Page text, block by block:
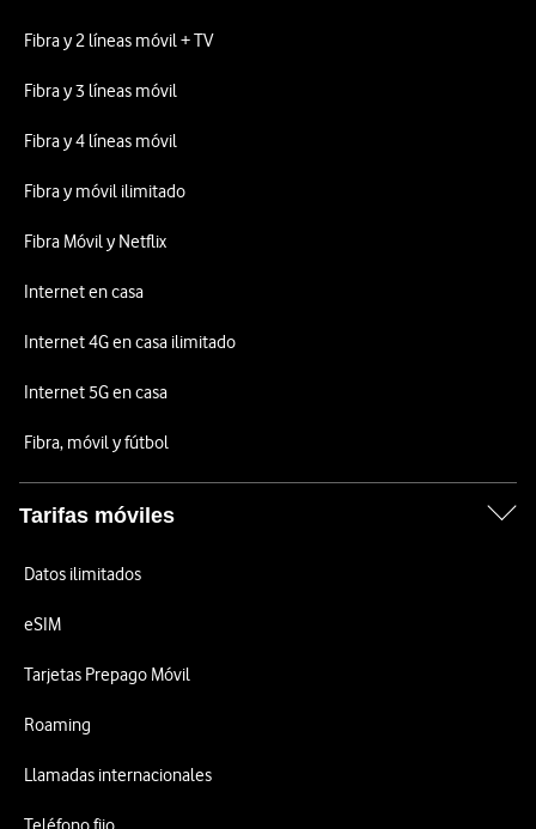
Fibra y 2 líneas móvil + TV
Fibra y 3 líneas móvil
Fibra y 4 líneas móvil
Fibra y móvil ilimitado
Fibra Móvil y Netflix
Internet en casa
Internet 4G en casa ilimitado
Internet 5G en casa
Fibra, móvil y fútbol
Tarifas móviles
Datos ilimitados
eSIM
Tarjetas Prepago Móvil
Roaming
Llamadas internacionales